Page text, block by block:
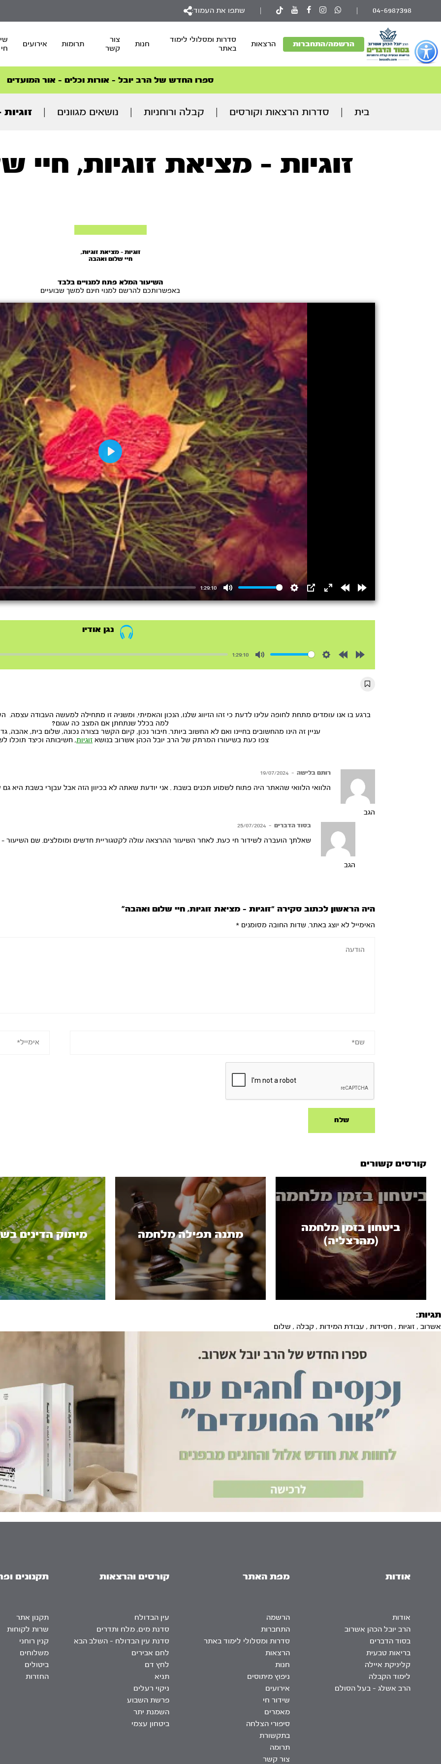
כפתור
לפתיחת
תפריט
נגישות
04-6987398 שתפו את העמוד:
הרשמה/התחברות הרצאות
סדרות ומסלולי לימוד
באתר
חנות
צור
קשר
תרומות אירועים
חי
סדרות הפודקאסטים
הסדרה המובילה החודש – דרך המלך
ספרו החדש של הרב יובל – אורות וכלים – אור המועדים
הצטרפו למהפכת הבריאות הטבעית >
סדרות הפודקאסטים
הסדרה המובילה החודש – דרך המלך
בית סדרות הרצאות וקורסים קבלה ורוחניות נושאים מגוונים
זוגיות - מציאת זוגיות, חיי
זוגיות - מציאת זוגיות,
חיי שלום ואהבה
השיעור המלא פתח למנויים בלבד
באפשרותכם להרשם למנוי חינם למשך שבועיים
1:29:10
Play
נגן אודיו
1:29:10
למה בכלל שנתחתן אם המצב כה עגום?
עניין זה הינו מהחשובים בחיינו ואם לא החשוב ביותר. חיבור נכון, קיום הקשר בצורה נכונה, שלום בית, אהבה,
צפו כעת בשיעורו המרתק של הרב יובל הכהן אשרוב בנושא זוגיות, חשיבותה וכיצד תוכלו
רותם בלישה –
19/07/2024
הלוואי הלוואי שהאתר היה פתוח לשמוע תכנים בשבת . אני יודעת שאתה לא בכיוון הזה אבל עבןרי בשבת היא
הגב
בסוד הדברים –
25/07/2024
שאלתך הועברה לשידור חי כעת. לאחר השיעור ההרצאה עולה לקטגוריית חדשים ומומלצים. שם השיעור
הגב
היה הראשון לכתוב סקירה “זוגיות – מציאת זוגיות, חיי שלום ואהבה”
האימייל לא יוצג באתר. שדות החובה מסומנים*
קורסים קשורים
ביטחון בזמן מלחמה
(מהרצליה)
מתנה תפילה מלחמה מיתוק הדינים
תגיות:
אשרוב , זוגיות , חסידות , עבודת המידות , קבלה , שלום
אודות
אודות
הרב יובל הכהן אשרוב
בסוד הדברים
בריאות טבעית
קליניקת איילה
לימוד הקבלה
הרב אשלג – בעל הסולם
מפת האתר
הרשמה
התחברות
סדרות ומסלולי לימוד באתר
הרצאות
חנות
ניפוץ מיתוסים
אירועים
שידור חי
מאמרים
סיפורי הצלחה
בתקשורת
תרומה
צור קשר
קורסים והרצאות
עין הבדולח
סדנת מים, מלח ותדרים
סדנת עין הבדולח – השלב הבא
לחם אבירים
לחץ דם
תניא
ניקוי רעלים
פרשת השבוע
השמנת יתר
ביטחון עצמי
תקנונים
תקנון אתר
שרות לקוחות
קנין רוחני
משלוחים
ביטולים
החזרות